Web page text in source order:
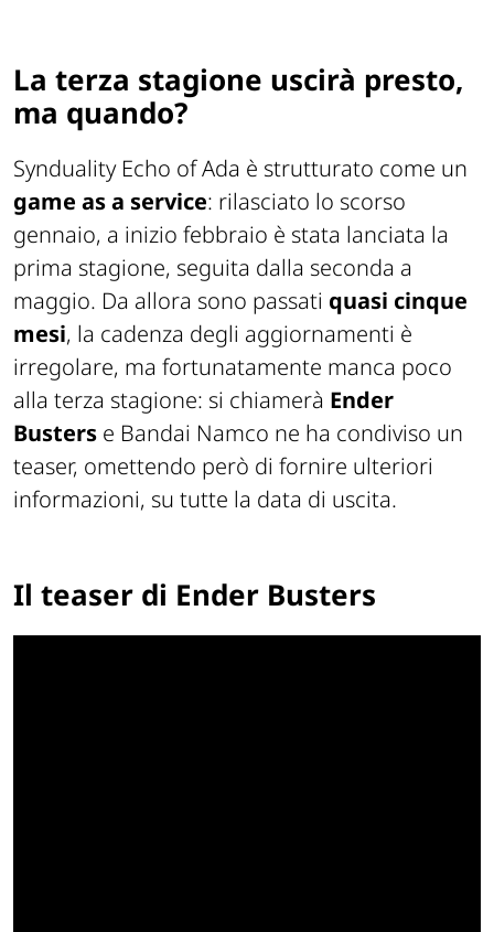
La terza stagione uscirà presto,
ma quando?
Synduality Echo of Ada è strutturato come un
game as a service: rilasciato lo scorso
gennaio, a inizio febbraio è stata lanciata la
prima stagione, seguita dalla seconda a
maggio. Da allora sono passati quasi cinque
mesi, la cadenza degli aggiornamenti è
irregolare, ma fortunatamente manca poco
alla terza stagione: si chiamerà Ender
Busters e Bandai Namco ne ha condiviso un
teaser, omettendo però di fornire ulteriori
informazioni, su tutte la data di uscita.
Il teaser di Ender Busters